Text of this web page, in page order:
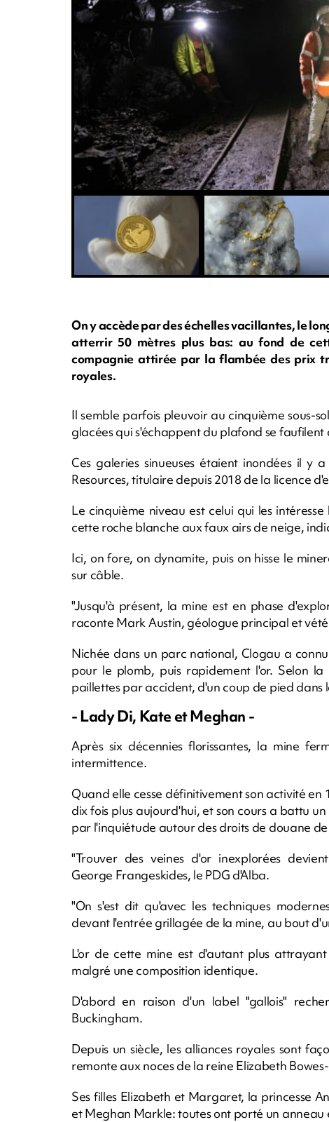
On y accède par des échelles vacillantes, le
atterrir 50 mètres plus bas: au fond de
compagnie attirée par la flambée des prix
royales.
Il semble parfois pleuvoir au cinquième sous-
glacées qui s'échappent du plafond se faufilent
Ces galeries sinueuses étaient inondées il
Resources, titulaire depuis 2018 de la licence
Le cinquième niveau est celui qui les
cette roche blanche aux faux airs de neige,
Ici, on fore, on dynamite, puis on hisse le
sur câble.
"Jusqu'à présent, la mine est en phase
raconte Mark Austin, géologue principal et
Nichée dans un parc national, Clogau a
pour le plomb, puis rapidement l'or. Selon
paillettes par accident, d'un coup de pied dans
- Lady Di, Kate et Meghan -
Après six décennies florissantes, la mine
intermittence.
Quand elle cesse définitivement son activité en
dix fois plus aujourd'hui, et son cours a battu
par l'inquiétude autour des droits de douane
"Trouver des veines d'or inexplorées
George Frangeskides, le PDG d'Alba.
"On s'est dit qu'avec les techniques
devant l'entrée grillagée de la mine, au bout
L'or de cette mine est d'autant plus
malgré une composition identique.
D'abord en raison d'un label "gallois"
Buckingham.
Depuis un siècle, les alliances royales sont
remonte aux noces de la reine Elizabeth
Ses filles Elizabeth et Margaret, la princesse
et Meghan Markle: toutes ont porté un anneau